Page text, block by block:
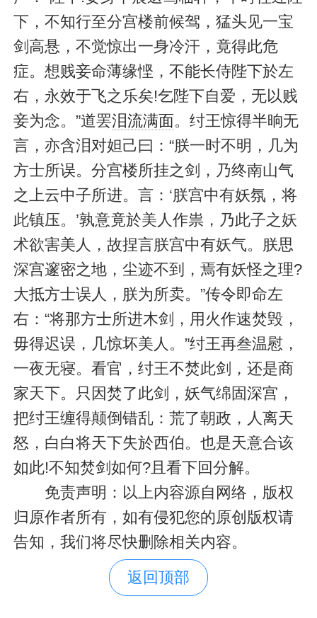
下，不知行至分宫楼前候驾，猛头见一宝
剑高悬，不觉惊出一身冷汗，竟得此危
症。想贱妾命薄缘悭，不能长侍陛下於左
右，永效于飞之乐矣!乞陛下自爱，无以贱
妾为念。”道罢泪流满面。纣王惊得半晌无
言，亦含泪对妲己曰：“朕一时不明，几为
方士所误。分宫楼所挂之剑，乃终南山气
之上云中子所进。言：‘朕宫中有妖氛，将
此镇压。’孰意竟於美人作祟，乃此子之妖
术欲害美人，故捏言朕宫中有妖气。朕思
深宫邃密之地，尘迹不到，焉有妖怪之理?
大抵方士误人，朕为所卖。”传令即命左
右：“将那方士所进木剑，用火作速焚毁，
毋得迟误，几惊坏美人。”纣王再叁温慰，
一夜无寝。看官，纣王不焚此剑，还是商
家天下。只因焚了此剑，妖气绵固深宫，
把纣王缠得颠倒错乱：荒了朝政，人离天
怒，白白将天下失於西伯。也是天意合该
如此!不知焚剑如何?且看下回分解。
免责声明：以上内容源自网络，版权
归原作者所有，如有侵犯您的原创版权请
告知，我们将尽快删除相关内容。
返回顶部